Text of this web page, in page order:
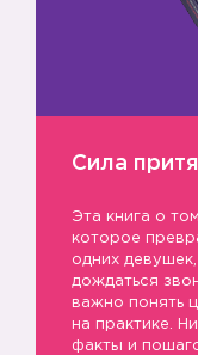
Сила
Эта книга о
которое
одних
дождаться
важно понять
на практике.
факты и